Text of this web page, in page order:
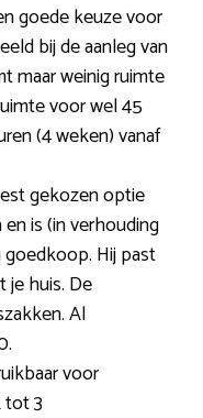
goede keuze voor
bij de aanleg van
maar weinig ruimte
voor wel 45
(4 weken) vanaf
gekozen optie
is (in verhouding
Hij past
je huis. De
Al
voor
tot 3